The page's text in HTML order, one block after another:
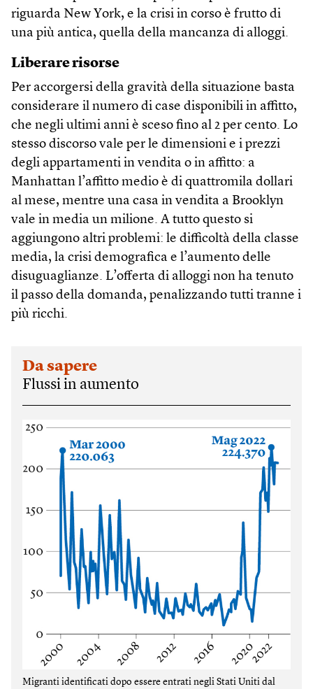
riguarda New York, e la crisi in corso è frutto di
una più antica, quella della mancanza di alloggi.
Liberare risorse
Per accorgersi della gravità della situazione basta
considerare il numero di case disponibili in affitto,
che negli ultimi anni è sceso fino al 2 per cento. Lo
stesso discorso vale per le dimensioni e i prezzi
degli appartamenti in vendita o in affitto: a
Manhattan l’affitto medio è di quattromila dollari
al mese, mentre una casa in vendita a Brooklyn
vale in media un milione. A tutto questo si
aggiungono altri problemi: le difficoltà della classe
media, la crisi demografica e l’aumento delle
disuguaglianze. L’offerta di alloggi non ha tenuto
il passo della domanda, penalizzando tutti tranne i
più ricchi.
Da sapere
Flussi in aumento
Migranti identificati dopo essere entrati negli Stati Uniti dal